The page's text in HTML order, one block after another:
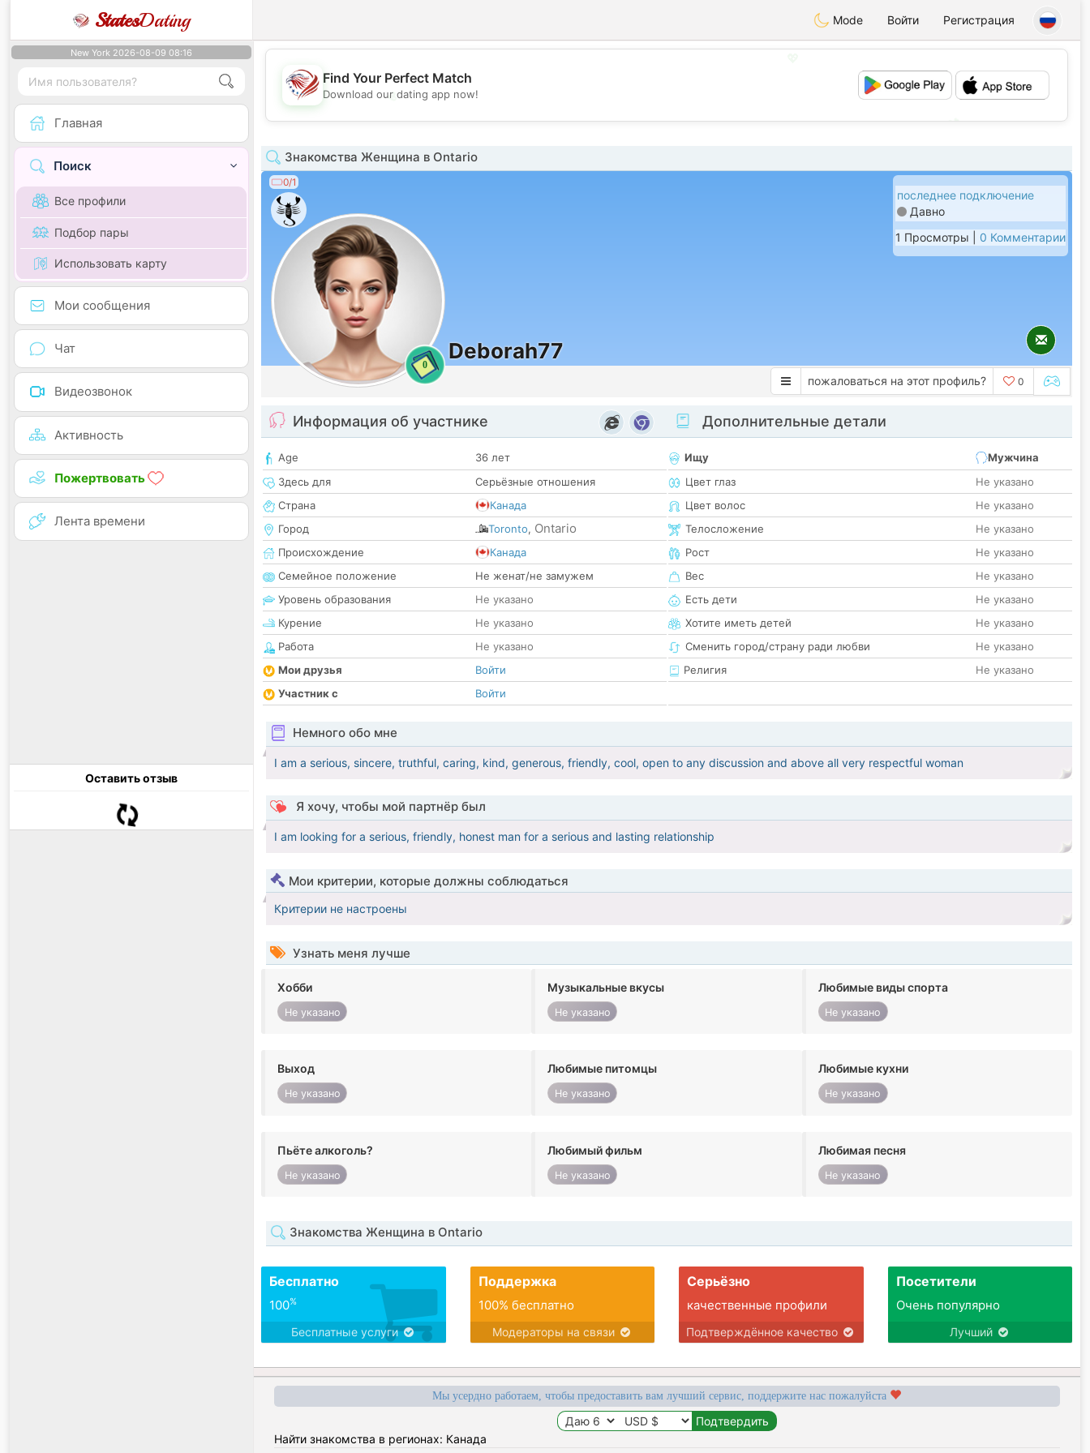
StatesDating Mode Войти Регистрация
New York 2026-08-09 08:16
Главная
Поиск
Все профили
Подбор пары
Использовать карту
Мои сообщения
Чат
Видеозвонок
Активность
Пожертвовать
Лента времени
Оставить отзыв
💖
💕
Find Your Perfect Match
Download our dating app now!
Знакомства Женщина в Ontario
0/1
0
Deborah77
последнее подключение
Давно
1 Просмотры | 0 Комментарии
пожаловаться на этот профиль? 0
Информация об участнике
Age
36 лет
Здесь для
Серьёзные отношения
Страна
Канада
Город
Toronto, Ontario
Происхождение
Канада
Семейное положение
Не женат/не замужем
Уровень образования
Не указано
Курение
Не указано
Работа
Не указано
Мои друзья
Войти
Участник с
Войти
Дополнительные детали
Ищу
Мужчина
Цвет глаз
Не указано
Цвет волос
Не указано
Телосложение
Не указано
Рост
Не указано
Вес
Не указано
Есть дети
Не указано
Хотите иметь детей
Не указано
Сменить город/страну ради любви
Не указано
Религия
Не указано
Немного обо мне
I am a serious, sincere, truthful, caring, kind, generous, friendly, cool, open to any discussion and above all very respectful woman
Я хочу, чтобы мой партнёр был
I am looking for a serious, friendly, honest man for a serious and lasting relationship
Мои критерии, которые должны соблюдаться
Критерии не настроены
Узнать меня лучше
Хобби
Не указано
Музыкальные вкусы
Не указано
Любимые виды спорта
Не указано
Выход
Не указано
Любимые питомцы
Не указано
Любимые кухни
Не указано
Пьёте алкоголь?
Не указано
Любимый фильм
Не указано
Любимая песня
Не указано
Знакомства Женщина в Ontario
Бесплатно
100%
Бесплатные услуги
Поддержка
100% бесплатно
Модераторы на связи
Серьёзно
качественные профили
Подтверждённое качество
Посетители
Очень популярно
Лучший
Мы усердно работаем, чтобы предоставить вам лучший сервис, поддержите нас пожалуйста
Найти знакомства в регионах: Канада